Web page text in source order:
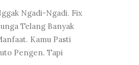
Ngadi-Ngadi. Fix
Telang Banyak
Kamu Pasti
Pengen. Tapi